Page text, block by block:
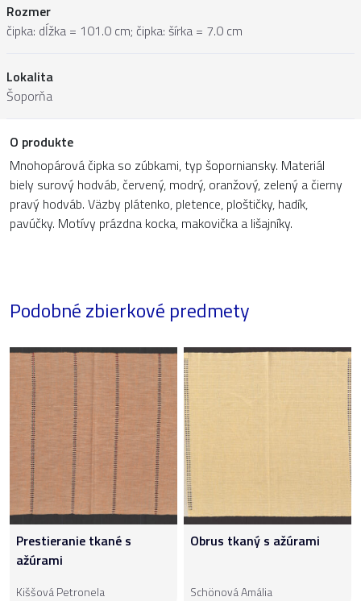
Rozmer
čipka: dĺžka = 101.0 cm; čipka: šírka = 7.0 cm
Lokalita
Šoporňa
O produkte
Mnohopárová čipka so zúbkami, typ šoporniansky. Materiál
biely surový hodváb, červený, modrý, oranžový, zelený a čierny
pravý hodváb. Väzby plátenko, pletence, ploštičky, hadík,
pavúčky. Motívy prázdna kocka, makovička a lišajníky.
Podobné zbierkové predmety
Prestieranie tkané s
ažúrami
Kiššová Petronela
Obrus tkaný s ažúrami
Schönová Amália